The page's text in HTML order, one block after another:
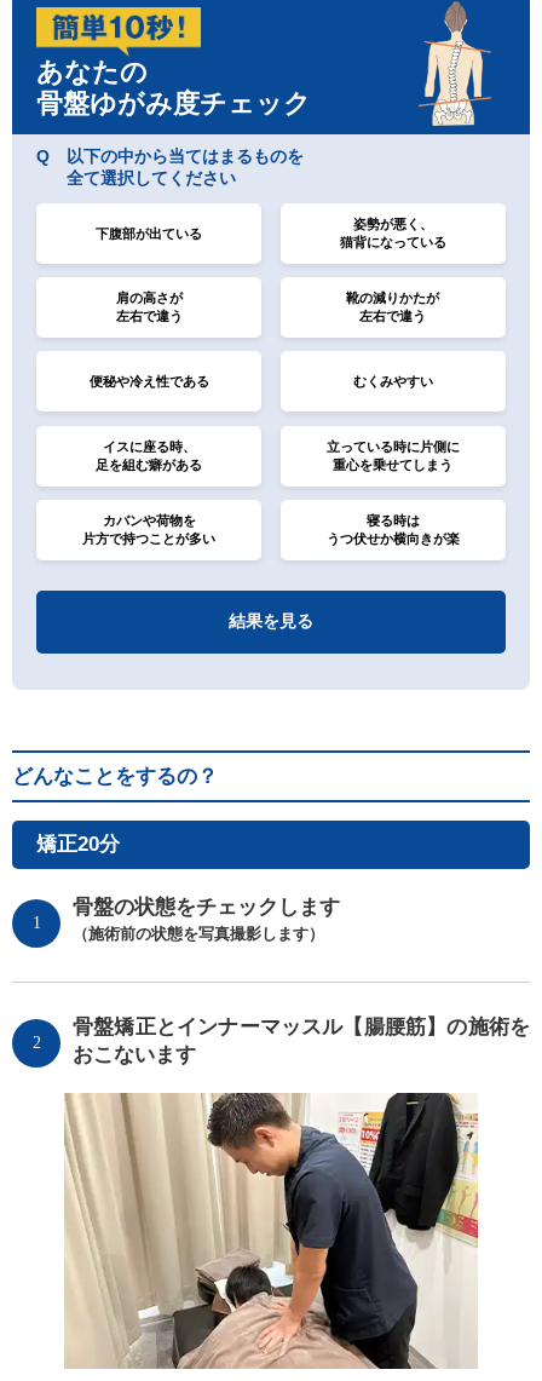
あなたの
骨盤ゆがみ度チェック
Q
以下の中から当てはまるものを
全て選択してください
下腹部が出ている
姿勢が悪く、
猫背になっている
肩の高さが
左右で違う
靴の減りかたが
左右で違う
便秘や冷え性である むくみやすい
イスに座る時、
足を組む癖がある
立っている時に片側に
重心を乗せてしまう
カバンや荷物を
片方で持つことが多い
寝る時は
うつ伏せか横向きが楽
結果を見る
どんなことをするの？
矯正20分
1
骨盤の状態をチェックします
（施術前の状態を写真撮影します）
2
骨盤矯正とインナーマッスル【腸腰筋】の施術を
おこないます